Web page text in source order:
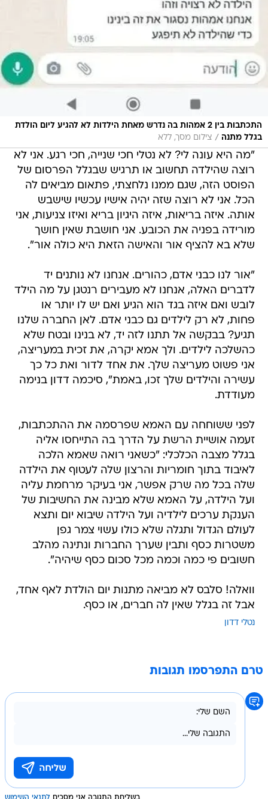
התכתבות בין 2 אמהות בה נדרש מאחת הילדות לא להגיע ליום הולדת
בגלל מתנה / צילום מסך, ללא
"מה היא עונה לי? לא נטלי חכי שנייה, חכי רגע. אני לא
רוצה שהילדה תחשוב או תרגיש שבגלל הפרסום של
הפוסט הזה, שגם ממנו נלחצתי, פתאום מביאים לה
הכל. אני לא רוצה שזה יהיה אישיו עכשיו שישבש
אותה. איזה בריאות, איזה היגיון בריא ואיזו צניעות, אני
מורידה בפניה את הכובע. אני חושבת שאין חושך
שלא בא להציף אור והאישה הזאת היא כולה אור".
"אור לנו כבני אדם, כהורים. אנחנו לא נותנים יד
לדברים האלה, אנחנו לא מעבירים רנטגן על מה הילד
לובש ואם איזה בגד הוא הגיע ואם יש לו יותר או
פחות, לא רק לילדים גם כבני אדם. לאן החברה שלנו
תגיע? בבקשה אל תתנו לזה יד, לא בנינו ובטח שלא
כהשלכה לילדים. ולך אמא יקרה, את זכית במעריצה,
אני פשוט מעריצה שלך. את אחד לדור ואת כל כך
עשירה והילדים שלך זכו, באמת", סיכמה דדון בנימה
מעודדת.
לפני ששוחחה עם האמא שפרסמה את ההתכתבות,
זעמה אושיית הרשת על הדרך בה התייחסו אליה
בגלל מצבה הכלכלי: "כשאני רואה שאמא הלכה
לאיבוד בתוך חומריות והרצון שלה לעטוף את הילדה
שלה בכל מה שרק אפשר, אני בעיקר מרחמת עליה
ועל הילדה, על האמא שלא מבינה את החשיבות של
הענקת ערכים לילדיה ועל הילדה שיבוא יום ותצא
לעולם הגדול ותגלה שלא כולו עשוי צמר גפן
משטרות כסף ותבין שערך החברות ונתינה מהלב
חשובים פי כמה וכמה מכל סכום כסף שיהיה".
וואלה! סלבס לא מביאה מתנות יום הולדת לאף אחד,
אבל זה בגלל שאין לה חברים, או כסף.
נטלי דדון
טרם התפרסמו תגובות
בשליחת התגובה אני מסכים לתנאי השימוש